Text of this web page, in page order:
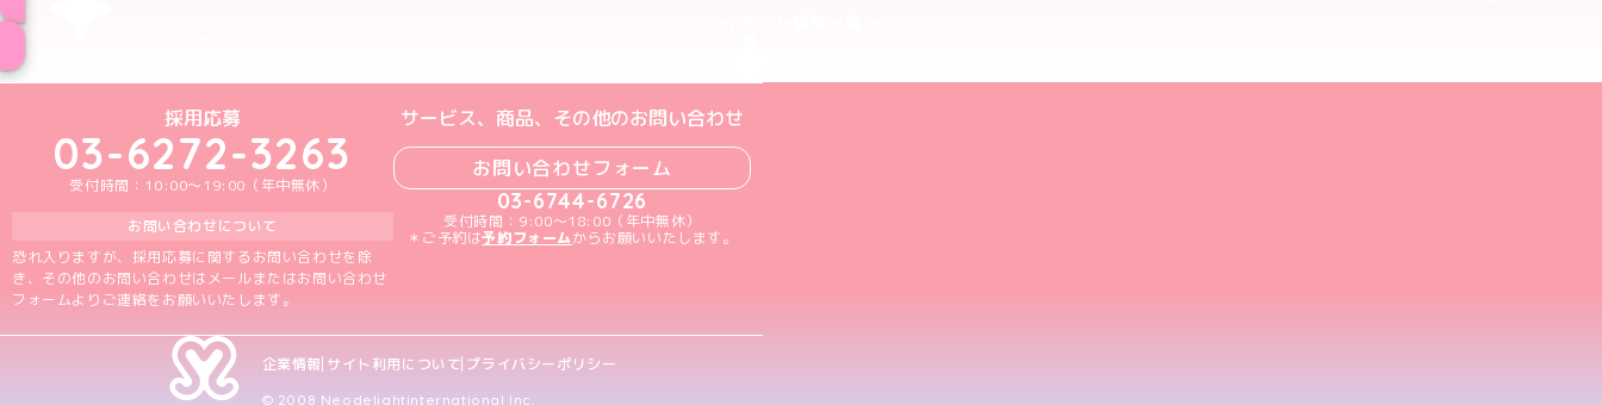
めいどりーみんTikTok公式アカウント
めいどりーみんX公式アカウント
めいどりーみんInstagram公式アカウント
めいどりーみんFacebook公式アカウント
めいどりーみんYouTube公式アカウント
採用応募
03-6272-3263
受付時間：10:00～19:00（年中無休）
お問い合わせについて
恐れ入りますが、採用応募に関するお問い合わせを除
き、その他のお問い合わせはメールまたはお問い合わせ
フォームよりご連絡をお願いいたします。
サービス、商品、その他のお問い合わせ
お問い合わせフォーム
03-6744-6726
受付時間：9:00～18:00（年中無休）
＊ご予約は予約フォームからお願いいたします。
企業情報 サイト利用について プライバシーポリシー
© 2008 Neodelightinternational Inc.